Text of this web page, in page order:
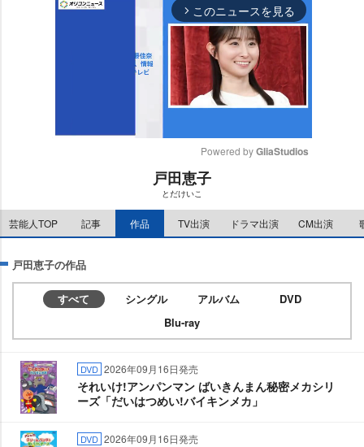
arrow_forward_ios このニュースを見る
e
Powered by GliaStudios
戸田恵子
とだけいこ
芸能人TOP 記事 作品 TV出演 ドラマ出演 CM出演
戸田恵子の作品
すべて シングル アルバム
DVD
Blu-ray
DVD 2026年09月16日発売
それいけ!アンパンマン ばいきんまん秘密メカシリ
ーズ「だいはつめい!バイキンメカ」
DVD 2026年09月16日発売